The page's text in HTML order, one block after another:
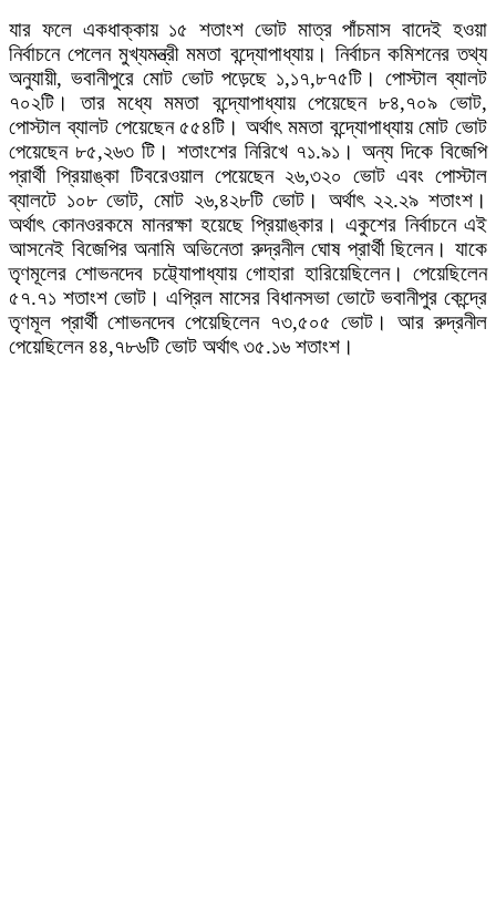
যার ফলে একধাক্কায় ১৫ শতাংশ ভোট মাত্র পাঁচমাস বাদেই হওয়া
নির্বাচনে পেলেন মুখ্যমন্ত্রী মমতা বন্দ্যোপাধ্যায়। নির্বাচন কমিশনের তথ্য
অনুযায়ী, ভবানীপুরে মোট ভোট পড়েছে ১,১৭,৮৭৫টি। পোস্টাল ব্যালট
৭০২টি। তার মধ্যে মমতা বন্দ্যোপাধ্যায় পেয়েছেন ৮৪,৭০৯ ভোট,
পোস্টাল ব্যালট পেয়েছেন ৫৫৪টি। অর্থাৎ মমতা বন্দ্যোপাধ্যায় মোট ভোট
পেয়েছেন ৮৫,২৬৩ টি। শতাংশের নিরিখে ৭১.৯১। অন্য দিকে বিজেপি
প্রার্থী প্রিয়াঙ্কা টিবরেওয়াল পেয়েছেন ২৬,৩২০ ভোট এবং পোস্টাল
ব্যালটে ১০৮ ভোট, মোট ২৬,৪২৮টি ভোট। অর্থাৎ ২২.২৯ শতাংশ।
অর্থাৎ কোনওরকমে মানরক্ষা হয়েছে প্রিয়াঙ্কার। একুশের নির্বাচনে এই
আসনেই বিজেপির অনামি অভিনেতা রুদ্রনীল ঘোষ প্রার্থী ছিলেন। যাকে
তৃণমূলের শোভনদেব চট্ট্যোপাধ্যায় গোহারা হারিয়েছিলেন। পেয়েছিলেন
৫৭.৭১ শতাংশ ভোট। এপ্রিল মাসের বিধানসভা ভোটে ভবানীপুর কেন্দ্রে
তৃণমূল প্রার্থী শোভনদেব পেয়েছিলেন ৭৩,৫০৫ ভোট। আর রুদ্রনীল
পেয়েছিলেন ৪৪,৭৮৬টি ভোট অর্থাৎ ৩৫.১৬ শতাংশ।